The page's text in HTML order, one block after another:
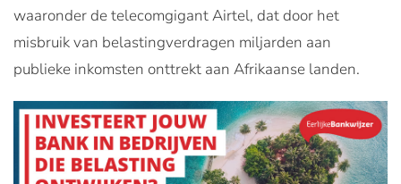
waaronder de telecomgigant Airtel, dat door het
misbruik van belastingverdragen miljarden aan
publieke inkomsten onttrekt aan Afrikaanse landen.